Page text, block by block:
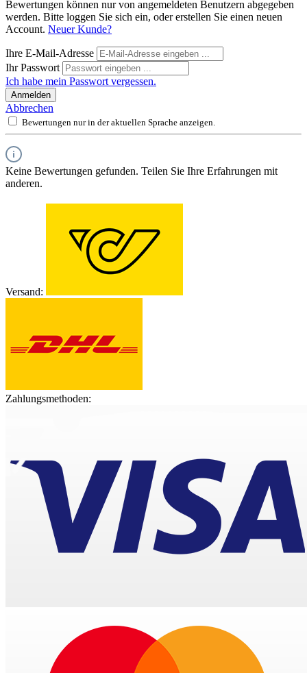
Bewertungen können nur von angemeldeten Benutzern abgegeben
werden. Bitte loggen Sie sich ein, oder erstellen Sie einen neuen
Account. Neuer Kunde?
Ihre E-Mail-Adresse
Ihr Passwort
Ich habe mein Passwort vergessen.
Anmelden
Abbrechen
Bewertungen nur in der aktuellen Sprache anzeigen.
Keine Bewertungen gefunden. Teilen Sie Ihre Erfahrungen mit
anderen.
Versand:
Zahlungsmethoden: